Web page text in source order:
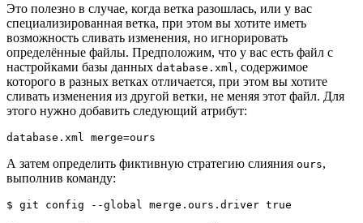
Это полезно в случае, когда ветка разошлась, или у вас
специализированная ветка, при этом вы хотите иметь
возможность сливать изменения, но игнорировать
определённые файлы. Предположим, что у вас есть файл с
настройками базы данных database.xml , содержимое
которого в разных ветках отличается, при этом вы хотите
сливать изменения из другой ветки, не меняя этот файл. Для
этого нужно добавить следующий атрибут:
database.xml merge=ours
А затем определить фиктивную стратегию слияния ours,
выполнив команду:
$ git config --global merge.ours.driver true